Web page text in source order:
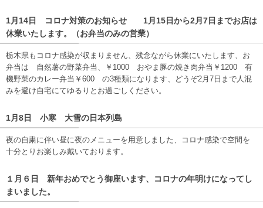
1月14日 コロナ対策のお知らせ 1月15日から2月7日までお店は
休業いたします。（お弁当のみの営業）
栃木県もコロナ感染が収まりません、残念ながら休業にいたします、お
弁当は 自然薯の野菜弁当、￥1000 おやま豚の焼き肉弁当￥1200 有
機野菜のカレー弁当￥600 の3種類になります、どうぞ2月7日まで人混
みを避け自宅にてゆるりとお過ごしください。
1月8日 小寒 大雪の日本列島
夜の自粛に伴い昼に夜のメニューを用意しました、コロナ感染で空間を
十分とりお楽しみ戴いております。
１月６日 新年おめでとう御座います、コロナの年明けになってし
まいました。